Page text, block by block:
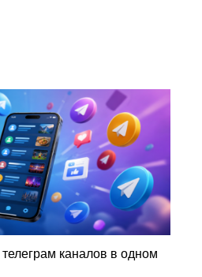
каналов в одном